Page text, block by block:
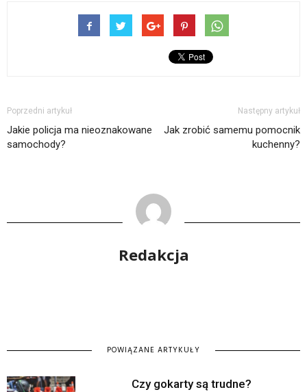
Poprzedni artykuł
Jakie policja ma nieoznakowane
samochody?
Następny artykuł
Jak zrobić samemu pomocnik
kuchenny?
Redakcja
POWIĄZANE ARTYKUŁY
Czy gokarty są trudne?